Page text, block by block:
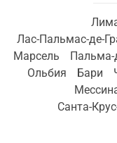
Лас-Пальмас-де-
Марсель
Пальма-
Ольбия
Бари
Санта-